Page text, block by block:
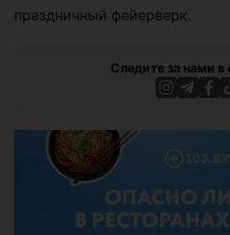
праздничный фейерверк.
Следите за нами в